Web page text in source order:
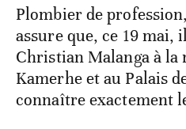
Plombier de
assure que, ce 19 mai,
Christian Malanga à la
Kamerhe et au Palais
connaître exactement